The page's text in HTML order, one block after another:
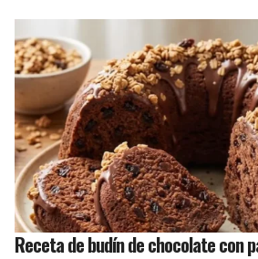
Receta de budín de chocolate con